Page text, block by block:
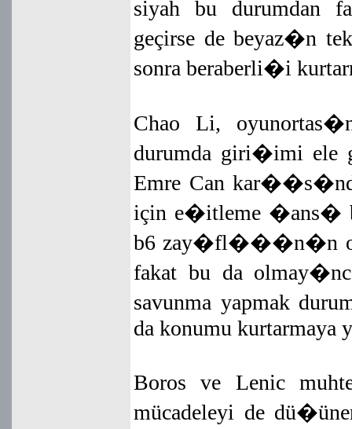
siyah bu durumdan
geçirse de beyaz�n
sonra beraberli�i
Chao Li,
durumda giri�imi ele
Emre Can
için e�itleme �ans�
b6 zay�fl���n�n
fakat bu da
savunma yapmak
da konumu kurtarmaya
Boros ve Lenic
mücadeleyi de